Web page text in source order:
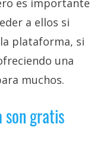
es importante
a ellos si
plataforma, si
una
muchos.
son gratis